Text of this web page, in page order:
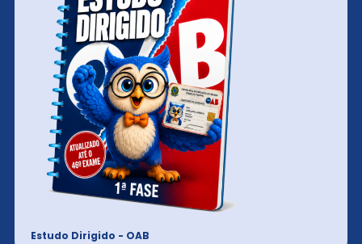
Estudo Dirigido - OAB